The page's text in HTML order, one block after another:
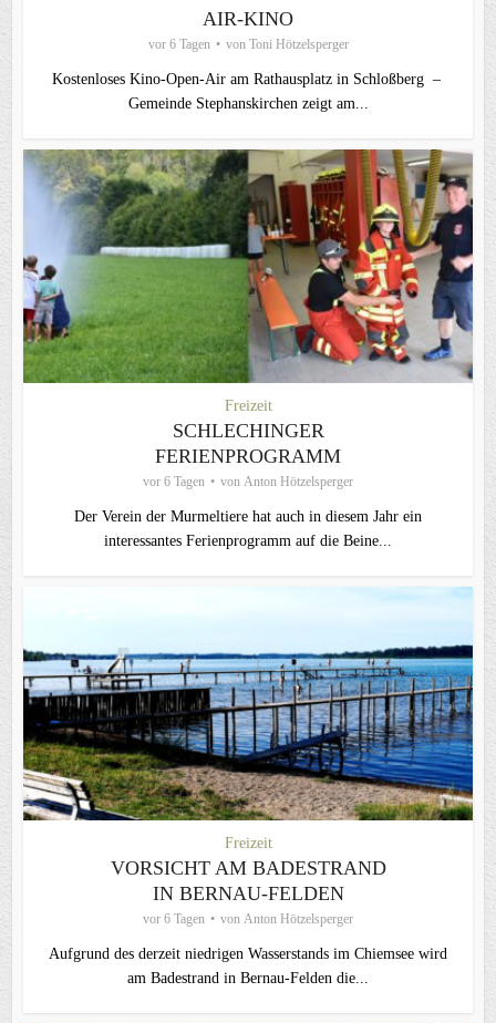
AIR-KINO
vor 6 Tagen von Toni Hötzelsperger
Kostenloses Kino-Open-Air am Rathausplatz in Schloßberg –
Gemeinde Stephanskirchen zeigt am...
Freizeit
SCHLECHINGER
FERIENPROGRAMM
vor 6 Tagen von Anton Hötzelsperger
Der Verein der Murmeltiere hat auch in diesem Jahr ein
interessantes Ferienprogramm auf die Beine...
Freizeit
VORSICHT AM BADESTRAND
IN BERNAU-FELDEN
vor 6 Tagen von Anton Hötzelsperger
Aufgrund des derzeit niedrigen Wasserstands im Chiemsee wird
am Badestrand in Bernau-Felden die...